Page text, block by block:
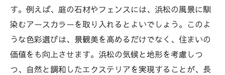
す。例えば、庭の石材やフェンスには、浜松の風景に馴
染むアースカラーを取り入れるとよいでしょう。このよ
うな色彩選びは、景観美を高めるだけでなく、住まいの
価値をも向上させます。浜松の気候と地形を考慮しつ
つ、自然と調和したエクステリアを実現することが、長